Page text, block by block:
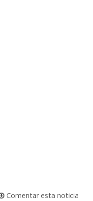
Comentar esta noticia